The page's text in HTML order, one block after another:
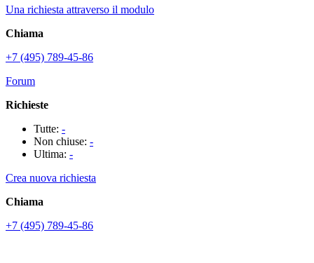
Una richiesta attraverso il modulo
Chiama
+7 (495) 789-45-86
Forum
Richieste
Tutte: -
Non chiuse: -
Ultima: -
Crea nuova richiesta
Chiama
+7 (495) 789-45-86